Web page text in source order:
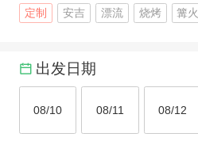
定制 安吉 漂流 烧烤 篝火
出发日期
08/10 08/11 08/12